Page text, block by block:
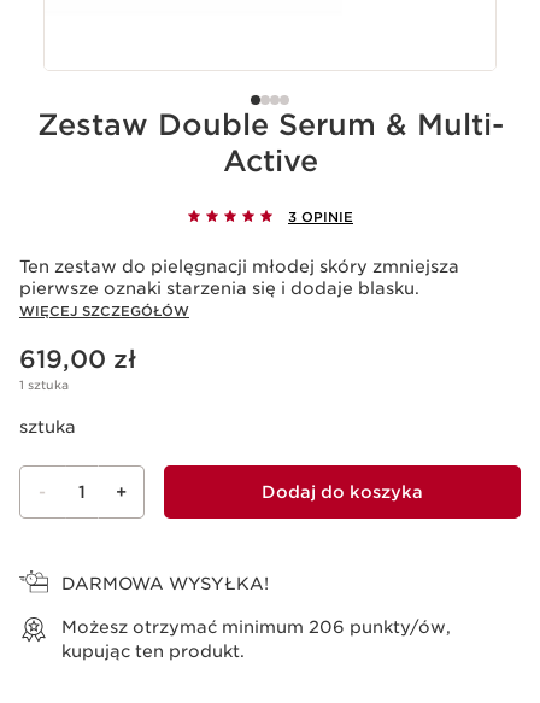
Zestaw Double Serum & Multi-
Active
3 OPINIE
Ten zestaw do pielęgnacji młodej skóry zmniejsza
pierwsze oznaki starzenia się i dodaje blasku.
WIĘCEJ SZCZEGÓŁÓW
Aktualna cena 619,00 zł
619,00 zł
1 sztuka
sztuka
- 1 + Dodaj do koszyka
DARMOWA WYSYŁKA!
Możesz otrzymać minimum 206 punkty/ów,
kupując ten produkt.